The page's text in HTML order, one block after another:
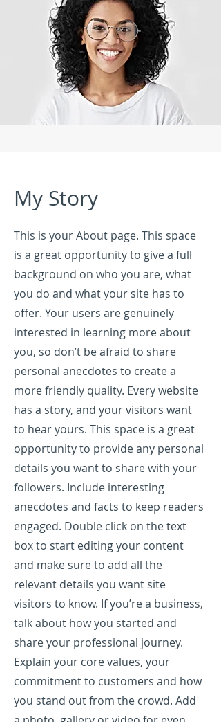
My Story
This is your About page. This space
is a great opportunity to give a full
background on who you are, what
you do and what your site has to
offer. Your users are genuinely
interested in learning more about
you, so don’t be afraid to share
personal anecdotes to create a
more friendly quality. Every website
has a story, and your visitors want
to hear yours. This space is a great
opportunity to provide any personal
details you want to share with your
followers. Include interesting
anecdotes and facts to keep readers
engaged. Double click on the text
box to start editing your content
and make sure to add all the
relevant details you want site
visitors to know. If you’re a business,
talk about how you started and
share your professional journey.
Explain your core values, your
commitment to customers and how
you stand out from the crowd. Add